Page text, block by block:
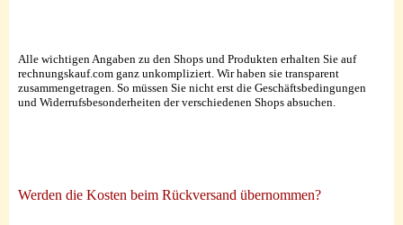
Alle wichtigen Angaben zu den Shops und Produkten erhalten Sie auf
rechnungskauf.com ganz unkompliziert. Wir haben sie transparent
zusammengetragen. So müssen Sie nicht erst die Geschäftsbedingungen
und Widerrufsbesonderheiten der verschiedenen Shops absuchen.
Werden die Kosten beim Rückversand übernommen?